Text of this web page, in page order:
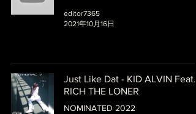
editor7365
2021年10月16日
Just Like Dat - KID ALVIN Feat.
RICH THE LONER
NOMINATED 2022